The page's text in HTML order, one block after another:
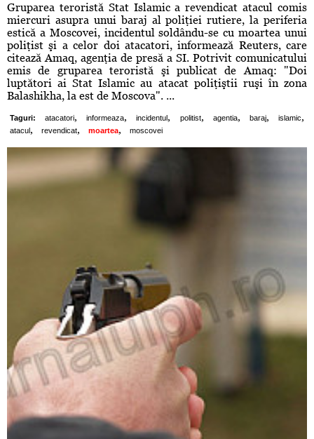
Gruparea teroristă Stat Islamic a revendicat atacul comis
miercuri asupra unui baraj al poliţiei rutiere, la periferia
estică a Moscovei, incidentul soldându-se cu moartea unui
poliţist şi a celor doi atacatori, informează Reuters, care
citează Amaq, agenţia de presă a SI. Potrivit comunicatului
emis de gruparea teroristă şi publicat de Amaq: "Doi
luptători ai Stat Islamic au atacat poliţiştii ruşi în zona
Balashikha, la est de Moscova". ...
Taguri: atacatori, informeaza, incidentul , politist, agentia, baraj, islamic,
atacul , revendicat, moartea, moscovei